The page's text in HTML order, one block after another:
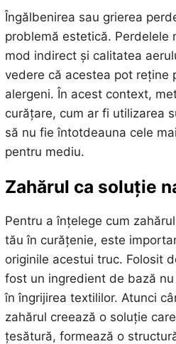
Îngălbenirea sau grierea
problemă estetică. Perdelele
mod indirect și calitatea
vedere că acestea pot reține
alergeni. În acest context,
curățare, cum ar fi utilizarea
să nu fie întotdeauna cele
pentru mediu.
Zahărul ca soluție
Pentru a înțelege cum
tău în curățenie, este
originile acestui truc. Folosit
fost un ingredient de bază
în îngrijirea textililor. Atunci
zahărul creează o soluție
țesătură, formează o